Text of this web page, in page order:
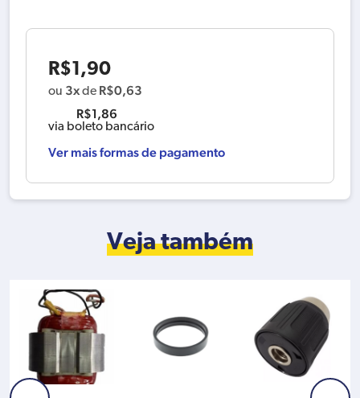
R$1,90
ou 3xde R$0,63
R$1,86
via boleto bancário
Ver mais formas de pagamento
Veja também